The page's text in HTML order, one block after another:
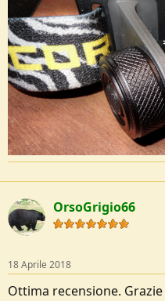
OrsoGrigio66
18 Aprile 2018
Ottima recensione.